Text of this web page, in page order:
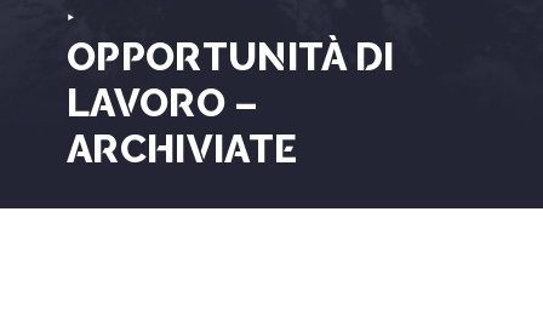
‣
OPPORTUNITÀ DI
LAVORO –
ARCHIVIATE